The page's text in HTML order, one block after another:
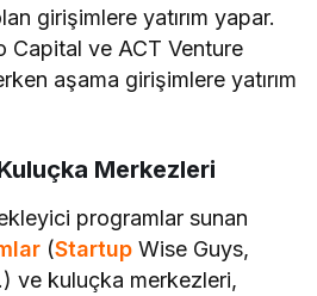
girişimlere yatırım yapar.
Capital ve ACT Venture
aşama girişimlere yatırım
Kuluçka Merkezleri
programlar sunan
(Startup Wise Guys,
ve kuluçka merkezleri,